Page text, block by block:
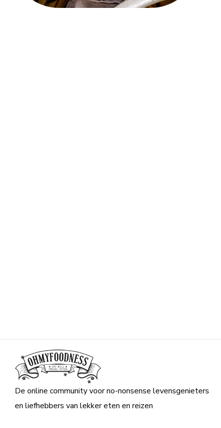
De online community voor no-nonsense levensgenieters
en liefhebbers van lekker eten en reizen